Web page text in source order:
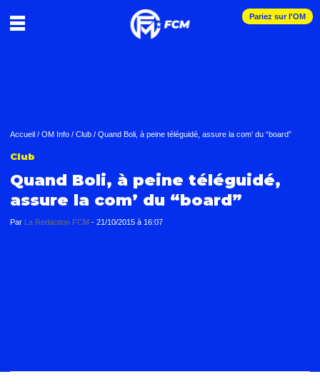
Pariez sur l'OM
Accueil / OM Info / Club / Quand Boli, à peine téléguidé, assure la com’ du “board”
Club
Quand Boli, à peine téléguidé,
assure la com’ du “board”
Par La Redaction FCM - 21/10/2015 à 16:07